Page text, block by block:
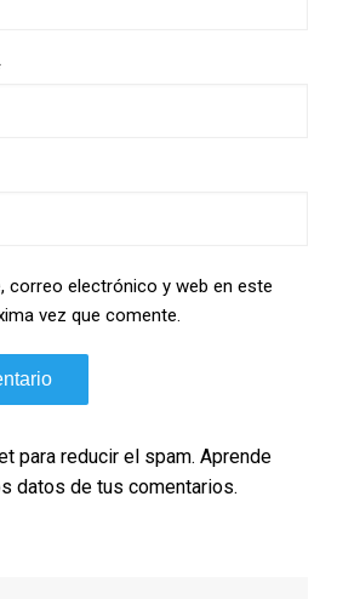
correo electrónico y web en este
vez que comente.
para reducir el spam. Aprende
datos de tus comentarios.